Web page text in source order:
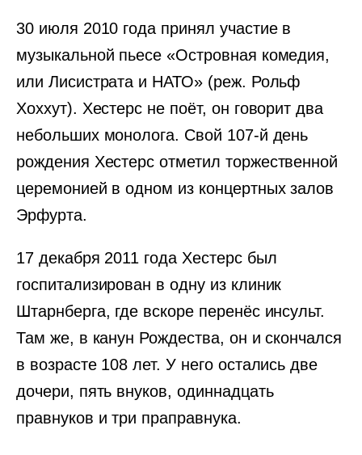
30 июля 2010 года принял участие в
музыкальной пьесе «Островная комедия,
или Лисистрата и НАТО» (реж. Рольф
Хоххут). Хестерс не поёт, он говорит два
небольших монолога. Свой 107-й день
рождения Хестерс отметил торжественной
церемонией в одном из концертных залов
Эрфурта.
17 декабря 2011 года Хестерс был
госпитализирован в одну из клиник
Штарнберга, где вскоре перенёс инсульт.
Там же, в канун Рождества, он и скончался
в возрасте 108 лет. У него остались две
дочери, пять внуков, одиннадцать
правнуков и три праправнука.